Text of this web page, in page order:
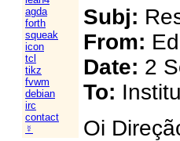
agda
forth
squeak
icon
tcl
tikz
fvwm
debian
irc
contact
☿
Subj:
From:
Date: 2
To:
Oi